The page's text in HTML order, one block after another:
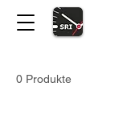
0 Produkte